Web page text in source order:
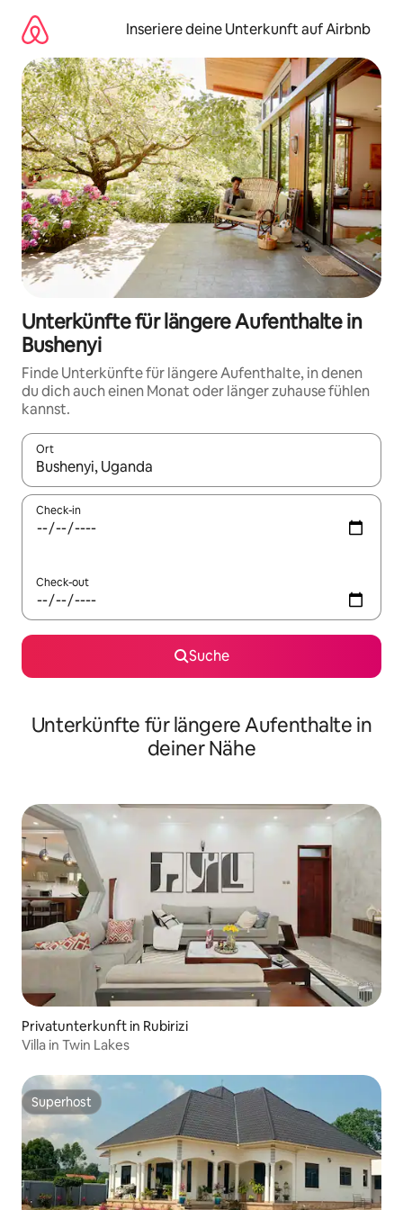
Inhalten
springen
Inseriere deine Unterkunft auf Airbnb
Unterkünfte für längere Aufenthalte in
Bushenyi
Finde Unterkünfte für längere Aufenthalte, in denen
du dich auch einen Monat oder länger zuhause fühlen
kannst.
Ort
Wenn Ergebnisse verfügbar sind, navigiere mit den
Check-in
Check-out
Suche
Unterkünfte für längere Aufenthalte in
deiner Nähe
Privatunterkunft in Rubirizi
Villa in Twin Lakes
Superhost
Superhost